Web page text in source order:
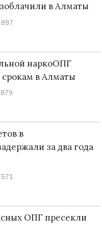
в Алматы
897
наркоОПГ
в Алматы
879
в
за два года
571
ОПГ пресекли